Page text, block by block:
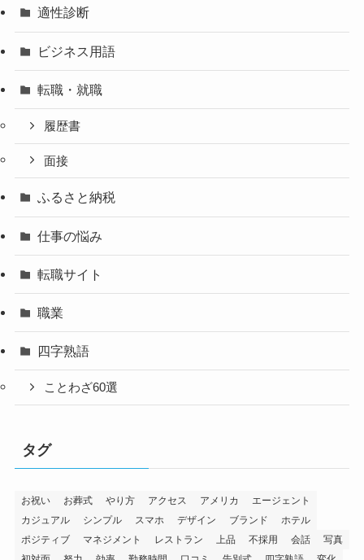
適性診断
ビジネス用語
転職・就職
履歴書
面接
ふるさと納税
仕事の悩み
転職サイト
職業
四字熟語
ことわざ60選
タグ
お祝い お葬式 やり方 アクセス アメリカ
エージェント
カジュアル
シンプル スマホ デザイン ブランド
ホテル
ポジティブ
マネジメント レストラン 上品 不採用 会話
写真